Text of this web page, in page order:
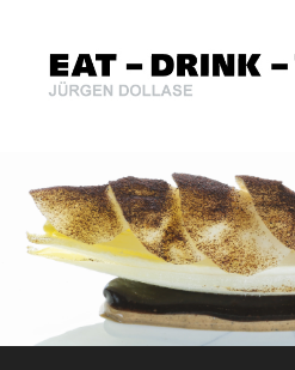
springen